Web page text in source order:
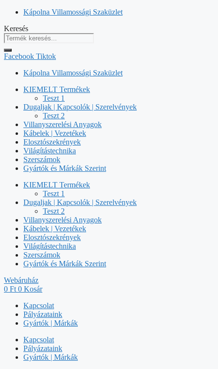
Kilépés
tartalomba
Kápolna Villamossági Szaküzlet
Keresés
Facebook Tiktok
Kápolna Villamossági Szaküzlet
KIEMELT Termékek
Teszt 1
Dugaljak | Kapcsolók | Szerelvények
Teszt 2
Villanyszerelési Anyagok
Kábelek | Vezetékek
Elosztószekrények
Világítástechnika
Szerszámok
Gyártók és Márkák Szerint
KIEMELT Termékek
Teszt 1
Dugaljak | Kapcsolók | Szerelvények
Teszt 2
Villanyszerelési Anyagok
Kábelek | Vezetékek
Elosztószekrények
Világítástechnika
Szerszámok
Gyártók és Márkák Szerint
Webáruház
0 Ft 0 Kosár
Kapcsolat
Pályázataink
Gyártók | Márkák
Kapcsolat
Pályázataink
Gyártók | Márkák